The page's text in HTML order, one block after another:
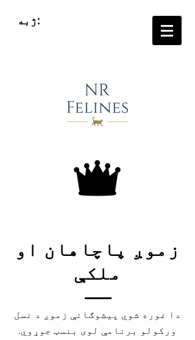
ژبه:
زموږ پاچاهان او
ملکې
دا غوره شوي پیشوګانې زموږ د نسل
ورکولو برنامې لوی بنسټ جوړوي.